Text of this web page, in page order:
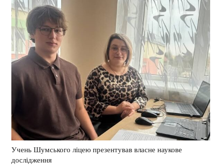
Учень Шумського ліцею презентував власне наукове
дослідження